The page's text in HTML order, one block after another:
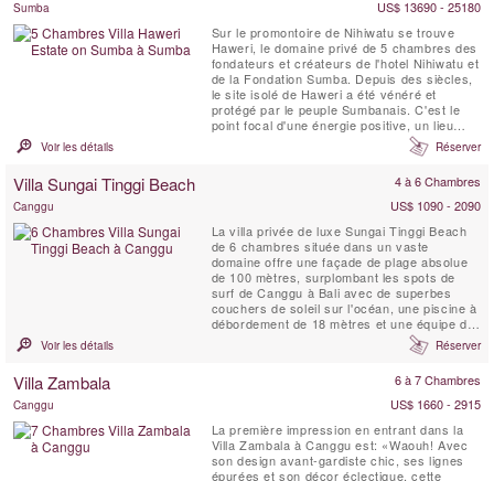
Sumba
US$ 13690 - 25180
Sur le promontoire de Nihiwatu se trouve
Haweri, le domaine privé de 5 chambres des
fondateurs et créateurs de l'hotel Nihiwatu et
de la Fondation Sumba. Depuis des siècles,
le site isolé de Haweri a été vénéré et
protégé par le peuple Sumbanais. C'est le
point focal d'une énergie positive, un lieu
d'une beauté exceptionnelle qui est entouré
par la mer et la jungle tropicale vierge, une
Voir les détails Réserver
Villa Sungai Tinggi Beach 4 à 6 Chambres
Canggu
US$ 1090 - 2090
La villa privée de luxe Sungai Tinggi Beach
de 6 chambres située dans un vaste
domaine offre une façade de plage absolue
de 100 mètres, surplombant les spots de
surf de Canggu à Bali avec de superbes
couchers de soleil sur l'océan, une piscine à
débordement de 18 mètres et une équipe de
personnel professionnel pour choyer les
clients de la villa. Les propriétés comme la
Sungai Tinggi Beach Villa peut également
Voir les détails Réserver
Villa Zambala 6 à 7 Chambres
Canggu
US$ 1660 - 2915
La première impression en entrant dans la
Villa Zambala à Canggu est: «Waouh! Avec
son design avant-gardiste chic, ses lignes
épurées et son décor éclectique, cette